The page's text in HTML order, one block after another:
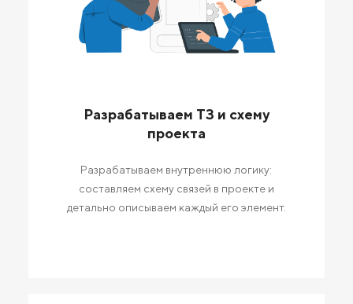
Разрабатываем ТЗ и схему
проекта
Разрабатываем внутреннюю логику:
составляем схему связей в проекте и
детально описываем каждый его элемент.